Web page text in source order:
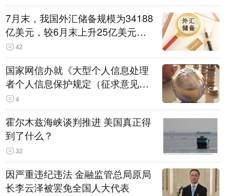
7月末，我国外汇储备规模为34188
亿美元，较6月末上升25亿美元，
升幅为0.07%
42
国家网信办就《大型个人信息处理
者个人信息保护规定（征求意见
稿）》公开征求意见
4
霍尔木兹海峡谈判推进 美国真正得
到了什么？
32
因严重违纪违法 金融监管总局原局
长李云泽被罢免全国人大代表